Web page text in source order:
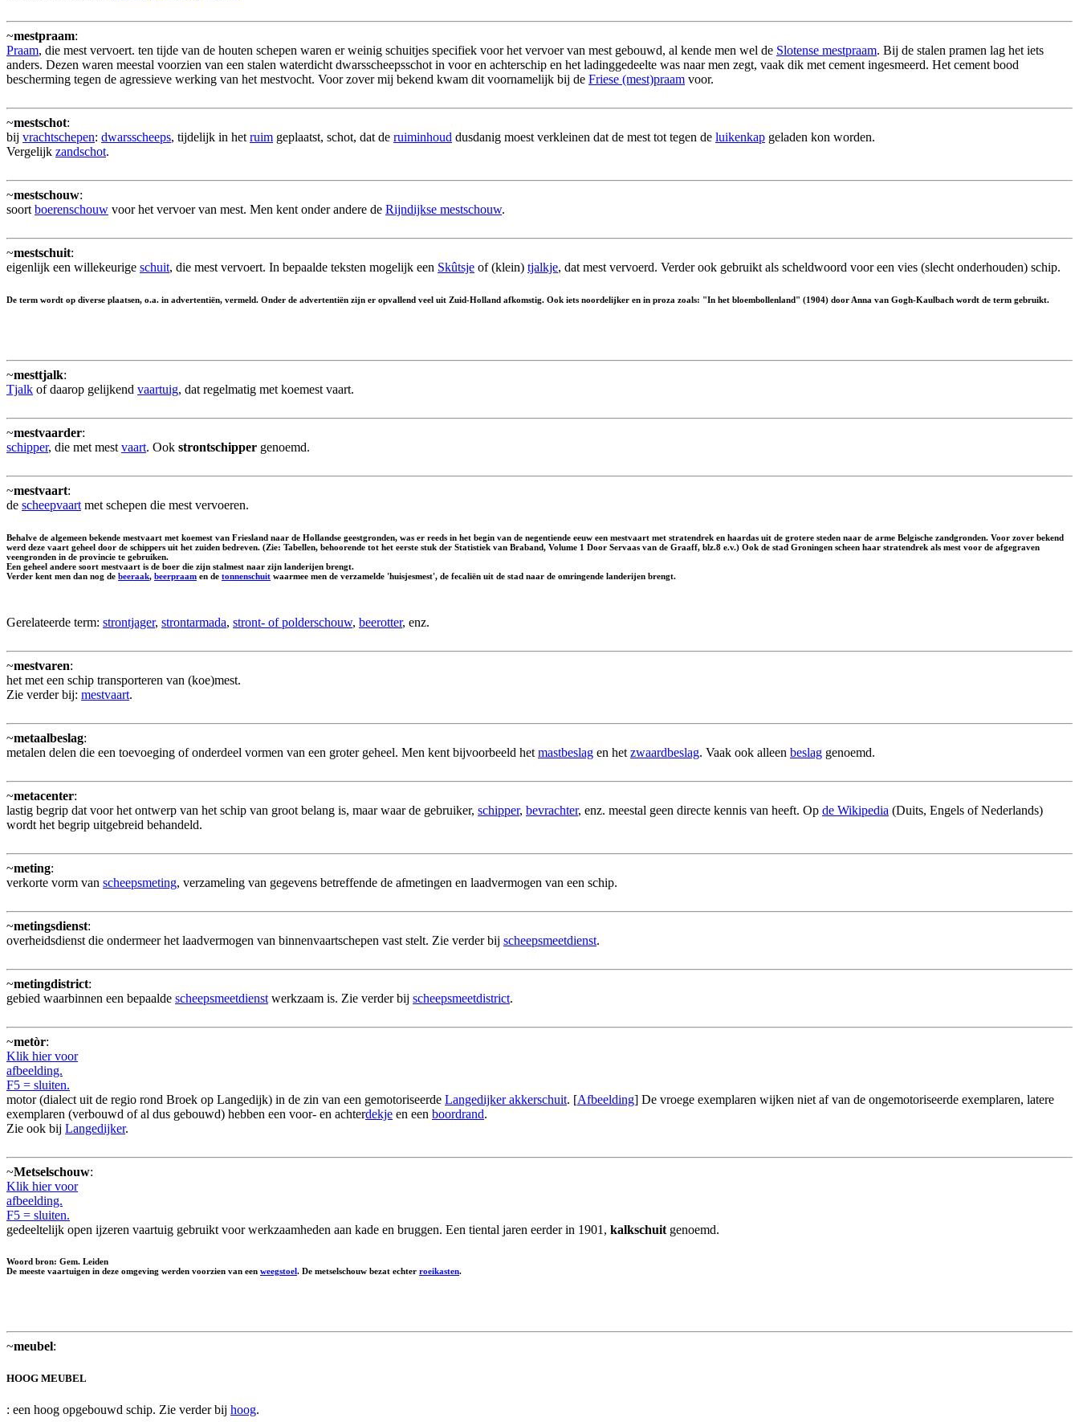
~mestpraam:
Praam, die mest vervoert. ten tijde van de houten schepen waren er weinig schuitjes specifiek voor het vervoer van mest gebouwd, al kende men wel de Slotense mestpraam. Bij de stalen pramen lag het iets
anders. Dezen waren meestal voorzien van een stalen waterdicht dwarsscheepsschot in voor en achterschip en het ladinggedeelte was naar men zegt, vaak dik met cement ingesmeerd. Het cement bood
bescherming tegen de agressieve werking van het mestvocht. Voor zover mij bekend kwam dit voornamelijk bij de Friese (mest)praam voor.
~mestschot:
bij vrachtschepen: dwarsscheeps, tijdelijk in het ruim geplaatst, schot, dat de ruiminhoud dusdanig moest verkleinen dat de mest tot tegen de luikenkap geladen kon worden.
Vergelijk zandschot.
~mestschouw:
soort boerenschouw voor het vervoer van mest. Men kent onder andere de Rijndijkse mestschouw.
~mestschuit:
eigenlijk een willekeurige schuit, die mest vervoert. In bepaalde teksten mogelijk een Skûtsje of (klein) tjalkje, dat mest vervoerd. Verder ook gebruikt als scheldwoord voor een vies (slecht onderhouden) schip.
De term wordt op diverse plaatsen, o.a. in advertentiën, vermeld. Onder de advertentiën zijn er opvallend veel uit Zuid-Holland afkomstig. Ook iets noordelijker en in proza zoals: "In het bloembollenland" (1904) door Anna van Gogh-Kaulbach wordt de term gebruikt.
~mesttjalk:
Tjalk of daarop gelijkend vaartuig, dat regelmatig met koemest vaart.
~mestvaarder:
schipper, die met mest vaart. Ook strontschipper genoemd.
~mestvaart:
de scheepvaart met schepen die mest vervoeren.
Behalve de algemeen bekende mestvaart met koemest van Friesland naar de Hollandse geestgronden, was er reeds in het begin van de negentiende eeuw een mestvaart met stratendrek en haardas uit de grotere steden naar de arme Belgische zandgronden. Voor zover bekend
werd deze vaart geheel door de schippers uit het zuiden bedreven. (Zie: Tabellen, behoorende tot het eerste stuk der Statistiek van Braband, Volume 1 Door Servaas van de Graaff, blz.8 e.v.) Ook de stad Groningen scheen haar stratendrek als mest voor de afgegraven
veengronden in de provincie te gebruiken.
Een geheel andere soort mestvaart is de boer die zijn stalmest naar zijn landerijen brengt.
Verder kent men dan nog de beeraak, beerpraam en de tonnenschuit waarmee men de verzamelde 'huisjesmest', de fecaliën uit de stad naar de omringende landerijen brengt.
Gerelateerde term: strontjager, strontarmada, stront- of polderschouw, beerotter, enz.
~mestvaren:
het met een schip transporteren van (koe)mest.
Zie verder bij: mestvaart.
~metaalbeslag:
metalen delen die een toevoeging of onderdeel vormen van een groter geheel. Men kent bijvoorbeeld het mastbeslag en het zwaardbeslag. Vaak ook alleen beslag genoemd.
~metacenter:
lastig begrip dat voor het ontwerp van het schip van groot belang is, maar waar de gebruiker, schipper, bevrachter, enz. meestal geen directe kennis van heeft. Op de Wikipedia (Duits, Engels of Nederlands)
wordt het begrip uitgebreid behandeld.
~meting:
verkorte vorm van scheepsmeting, verzameling van gegevens betreffende de afmetingen en laadvermogen van een schip.
~metingsdienst:
overheidsdienst die ondermeer het laadvermogen van binnenvaartschepen vast stelt. Zie verder bij scheepsmeetdienst.
~metingdistrict:
gebied waarbinnen een bepaalde scheepsmeetdienst werkzaam is. Zie verder bij scheepsmeetdistrict.
~metòr:
Klik hier voor
afbeelding.
F5 = sluiten.
motor (dialect uit de regio rond Broek op Langedijk) in de zin van een gemotoriseerde Langedijker akkerschuit. [Afbeelding] De vroege exemplaren wijken niet af van de ongemotoriseerde exemplaren, latere
exemplaren (verbouwd of al dus gebouwd) hebben een voor- en achterdekje en een boordrand.
Zie ook bij Langedijker.
~Metselschouw:
Klik hier voor
afbeelding.
F5 = sluiten.
gedeeltelijk open ijzeren vaartuig gebruikt voor werkzaamheden aan kade en bruggen. Een tiental jaren eerder in 1901, kalkschuit genoemd.
Woord bron: Gem. Leiden
De meeste vaartuigen in deze omgeving werden voorzien van een weegstoel. De metselschouw bezat echter roeikasten.
~meubel:
HOOG MEUBEL
: een hoog opgebouwd schip. Zie verder bij hoog.